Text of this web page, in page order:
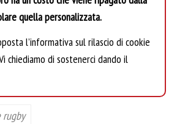
quella personalizzata.
l’informativa sul rilascio di cookie
chiediamo di sostenerci dando il
rugby